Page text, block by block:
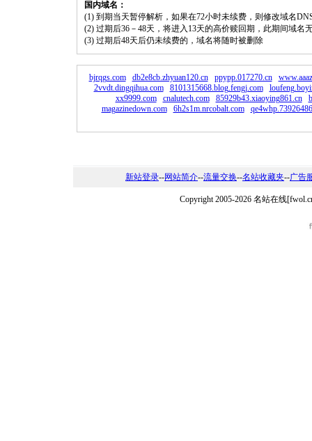
国内域名：
(1) 到期当天暂停解析，如果在72小时未续费，则修改域名
(2) 过期后36－48天，将进入13天的高价赎回期，此期间域名
(3) 过期后48天后仍未续费的，域名将随时被删除
bjrqgs.com db2e8cb.zhyuan120.cn ppypp.017270.cn
2vvdt.dingqihua.com
8101315668.blog.fengj.com
xx9999.com
cnalutech.com 85929b43.xiaoying861.cn
magazinedown.com
6h2s1m.nrcobalt.com
新站登录--网站简介--流量交换--名站收藏夹--广告
Copyright 2005-2026 名站在线